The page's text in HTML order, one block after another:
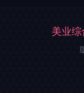
美业